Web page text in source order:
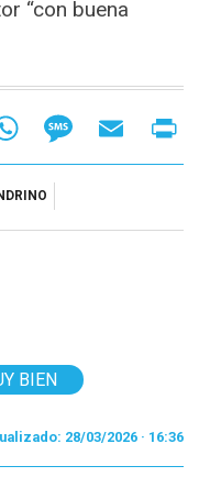
“con buena
WhatsAppMessageEmail
BIEN
28/03/2026 · 16:36